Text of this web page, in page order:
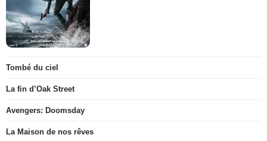
Tombé du ciel
La fin d’Oak Street
Avengers: Doomsday
La Maison de nos rêves